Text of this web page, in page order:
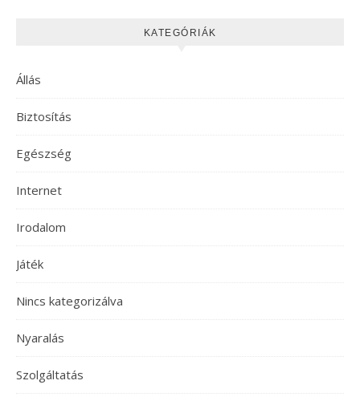
KATEGÓRIÁK
Állás
Biztosítás
Egészség
Internet
Irodalom
Játék
Nincs kategorizálva
Nyaralás
Szolgáltatás